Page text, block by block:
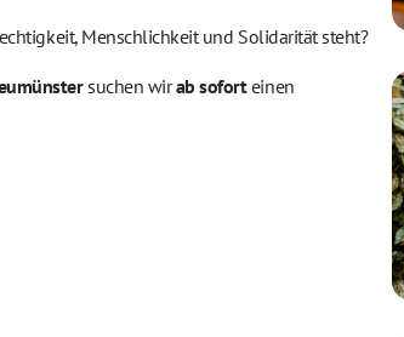
Menschlichkeit und Solidarität steht?
suchen wirab soforteinen